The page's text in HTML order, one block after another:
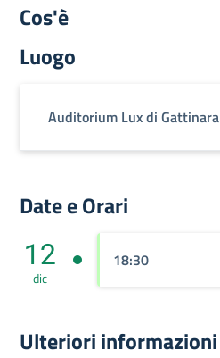
Cos'è
Luogo
Auditorium Lux di Gattinara
Date e Orari
12
dic
18:30
Ulteriori informazioni